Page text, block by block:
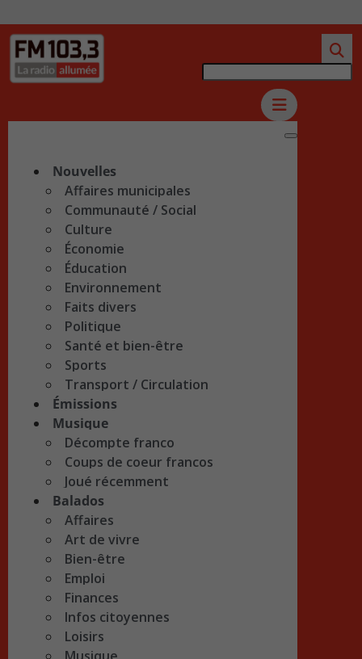
Nouvelles
Affaires municipales
Communauté / Social
Culture
Économie
Éducation
Environnement
Faits divers
Politique
Santé et bien-être
Sports
Transport / Circulation
Émissions
Musique
Décompte franco
Coups de coeur francos
Joué récemment
Balados
Affaires
Art de vivre
Bien-être
Emploi
Finances
Infos citoyennes
Loisirs